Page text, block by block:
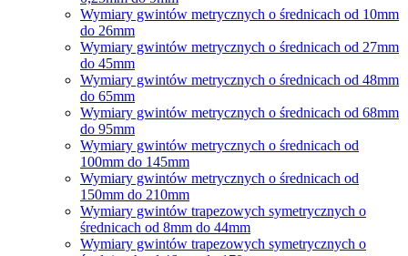
Wymiary gwintów metrycznych o średnicach od 10mm
do 26mm
Wymiary gwintów metrycznych o średnicach od 27mm
do 45mm
Wymiary gwintów metrycznych o średnicach od 48mm
do 65mm
Wymiary gwintów metrycznych o średnicach od 68mm
do 95mm
Wymiary gwintów metrycznych o średnicach od
100mm do 145mm
Wymiary gwintów metrycznych o średnicach od
150mm do 210mm
Wymiary gwintów trapezowych symetrycznych o
średnicach od 8mm do 44mm
Wymiary gwintów trapezowych symetrycznych o